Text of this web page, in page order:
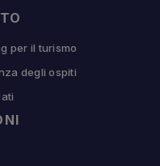
per il turismo
degli ospiti